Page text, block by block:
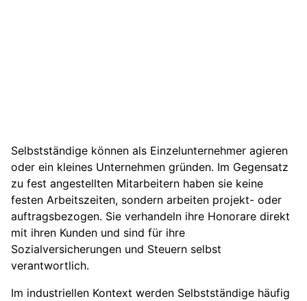
Selbstständige können als Einzelunternehmer agieren
oder ein kleines Unternehmen gründen. Im Gegensatz
zu fest angestellten Mitarbeitern haben sie keine
festen Arbeitszeiten, sondern arbeiten projekt- oder
auftragsbezogen. Sie verhandeln ihre Honorare direkt
mit ihren Kunden und sind für ihre
Sozialversicherungen und Steuern selbst
verantwortlich.
Im industriellen Kontext werden Selbstständige häufig